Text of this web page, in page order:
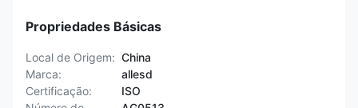
Propriedades Básicas
Local de Origem: China
Marca:
allesd
Certificação:
ISO